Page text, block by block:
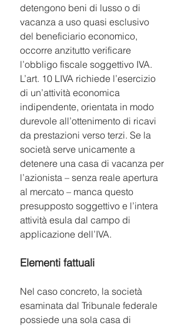
detengono beni di lusso o di
vacanza a uso quasi esclusivo
del beneficiario economico,
occorre anzitutto verificare
l’obbligo fiscale soggettivo IVA.
L’art. 10 LIVA richiede l’esercizio
di un’attività economica
indipendente, orientata in modo
durevole all’ottenimento di ricavi
da prestazioni verso terzi. Se la
società serve unicamente a
detenere una casa di vacanza per
l’azionista – senza reale apertura
al mercato – manca questo
presupposto soggettivo e l’intera
attività esula dal campo di
applicazione dell’IVA.
Elementi fattuali
Nel caso concreto, la società
esaminata dal Tribunale federale
possiede una sola casa di